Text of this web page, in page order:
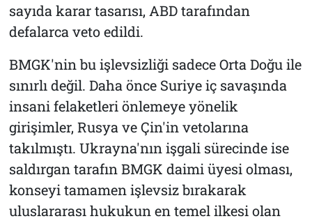
sayıda karar tasarısı, ABD tarafından
defalarca veto edildi.
BMGK'nin bu işlevsizliği sadece Orta Doğu ile
sınırlı değil. Daha önce Suriye iç savaşında
insani felaketleri önlemeye yönelik
girişimler, Rusya ve Çin'in vetolarına
takılmıştı. Ukrayna'nın işgali sürecinde ise
saldırgan tarafın BMGK daimi üyesi olması,
konseyi tamamen işlevsiz bırakarak
uluslararası hukukun en temel ilkesi olan